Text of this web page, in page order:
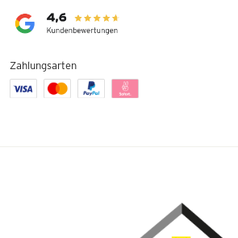
Zahlungsarten